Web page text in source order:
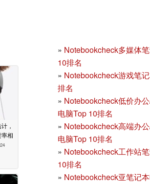
» Notebookcheck多媒体
10排名
» Notebookcheck游戏笔
排名
» Notebookcheck低价办
电脑Top 10排名
» Notebookcheck高端办
电脑Top 10排名
» Notebookcheck工作站
10排名
» Notebookcheck亚笔记
，
相